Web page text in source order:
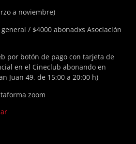
a noviembre)
general / $4000 abonadxs Asociación
por botón de pago con tarjeta de
en el Cineclub abonando en
Juan 49, de 15:00 a 20:00 h)
zoom